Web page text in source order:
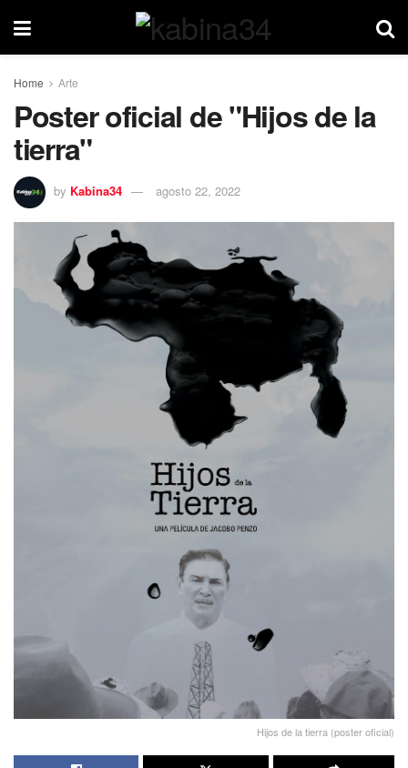
Home Arte
Poster oficial de "Hijos de la
tierra"
by Kabina34 agosto 22, 2022
Hijos de la tierra (poster oficial)